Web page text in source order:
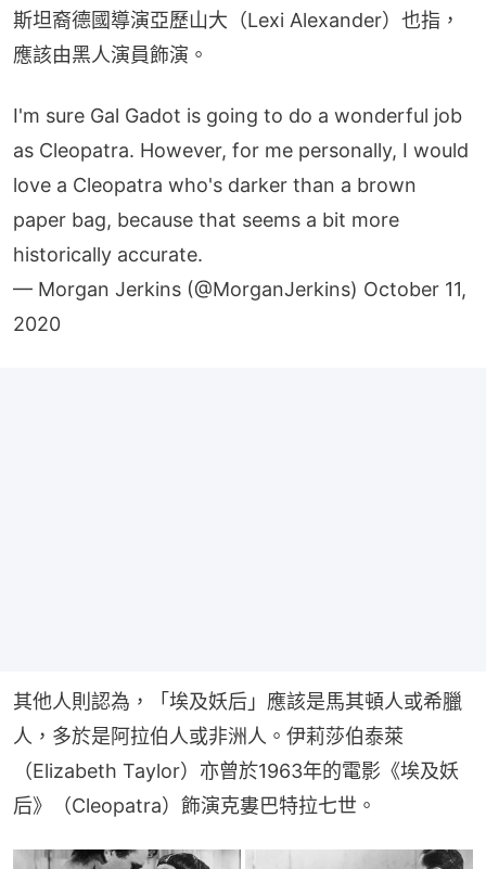
斯坦裔德國導演亞歷山大（Lexi Alexander）也指，
應該由黑人演員飾演。
I'm sure Gal Gadot is going to do a wonderful job
as Cleopatra. However, for me personally, I would
love a Cleopatra who's darker than a brown
paper bag, because that seems a bit more
historically accurate.
— Morgan Jerkins (@MorganJerkins) October 11,
2020
其他人則認為，「埃及妖后」應該是馬其頓人或希臘
人，多於是阿拉伯人或非洲人。伊莉莎伯泰萊
（Elizabeth Taylor）亦曾於1963年的電影《埃及妖
后》（Cleopatra）飾演克婁巴特拉七世。